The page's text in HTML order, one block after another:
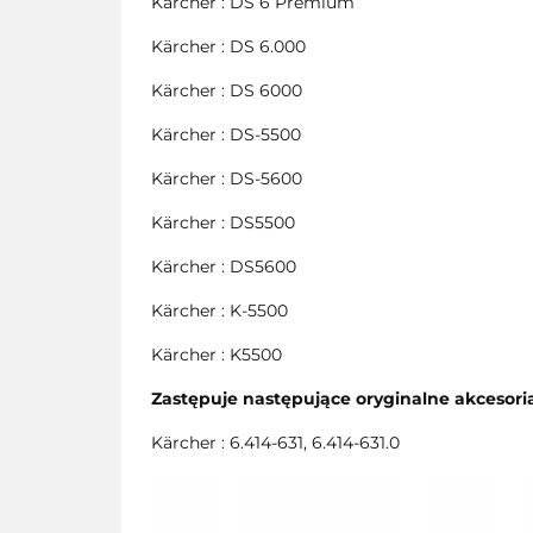
Kärcher : DS 6.000
Kärcher : DS 6000
Kärcher : DS-5500
Kärcher : DS-5600
Kärcher : DS5500
Kärcher : DS5600
Kärcher : K-5500
Kärcher : K5500
Zastępuje następujące oryginalne
Kärcher : 6.414-631, 6.414-631.0